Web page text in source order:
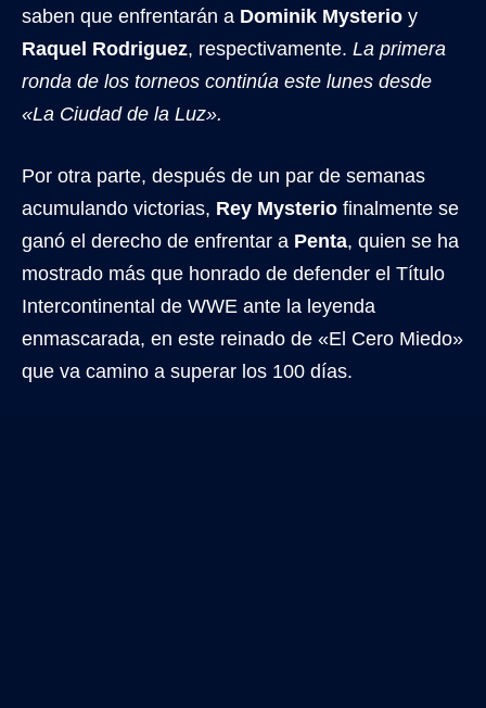
saben que enfrentarán a Dominik Mysterio y
Raquel Rodriguez, respectivamente. La primera
ronda de los torneos continúa este lunes desde
«La Ciudad de la Luz».
Por otra parte, después de un par de semanas
acumulando victorias, Rey Mysterio finalmente se
ganó el derecho de enfrentar a Penta, quien se ha
mostrado más que honrado de defender el Título
Intercontinental de WWE ante la leyenda
enmascarada, en este reinado de «El Cero Miedo»
que va camino a superar los 100 días.